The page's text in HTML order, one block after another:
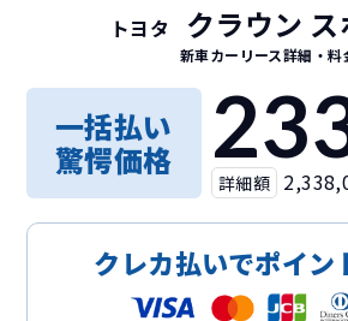
トヨタ クラウン
新車カーリース詳細 ・料
一括払い
驚愕価格
詳細額
クレカ払いでポイン